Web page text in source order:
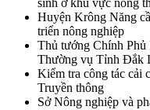
sinh ở khu vực nông
Huyện Krông Năng
triển nông nghiệp
Thủ tướng Chính
Thường vụ Tỉnh Đắk
Kiểm tra công tác cải
Truyền thông
Sở Nông nghiệp và